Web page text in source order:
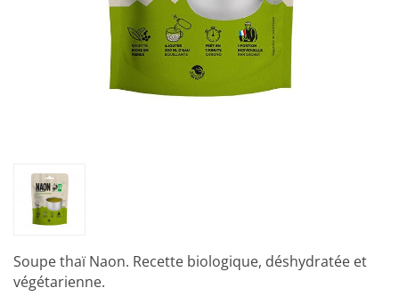
Soupe thaï Naon. Recette biologique, déshydratée et
végétarienne.